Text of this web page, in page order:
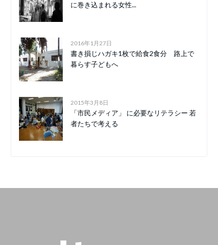
に巻き込まれる女性...
2016年1月27日
書き損じハガキ1枚で給食2食分 路上で
暮らす子どもへ
2015年3月8日
「市民メディア」 に必要なリテラシー 若
者たちで考える